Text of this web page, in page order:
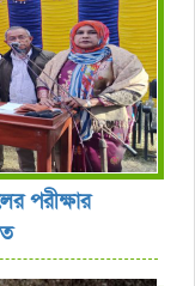
পরীক্ষার